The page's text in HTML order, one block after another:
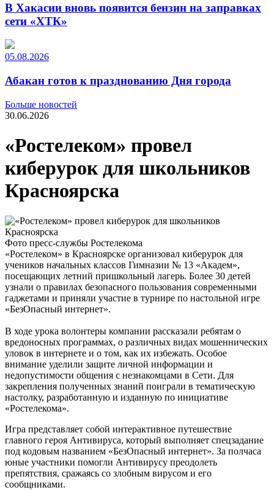
В Хакасии вновь появится бензин на заправках
сети «ХТК»
05.08.2026
Абакан готов к празднованию Дня города
Больше новостей
30.06.2026
«Ростелеком» провел
киберурок для школьников
Красноярска
Фото пресс-службы Ростелекома
«Ростелеком» в Красноярске организовал киберурок для
учеников начальных классов Гимназии № 13 «Академ»,
посещающих летний пришкольный лагерь. Более 30 детей
узнали о правилах безопасного пользования современными
гаджетами и приняли участие в турнире по настольной игре
«БезОпасный интернет».
В ходе урока волонтеры компании рассказали ребятам о
вредоносных программах, о различных видах мошеннических
уловок в интернете и о том, как их избежать. Особое
внимание уделили защите личной информации и
недопустимости общения с незнакомцами в Сети. Для
закрепления полученных знаний поиграли в тематическую
настолку, разработанную и изданную по инициативе
«Ростелекома».
Игра представляет собой интерактивное путешествие
главного героя Антивируса, который выполняет спецзадание
под кодовым названием «БезОпасный интернет». За полчаса
юные участники помогли Антивирусу преодолеть
препятствия, сражаясь со злобным вирусом и его
сообщниками.